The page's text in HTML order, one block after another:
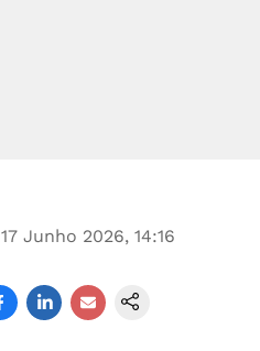
17 Junho 2026, 14:16